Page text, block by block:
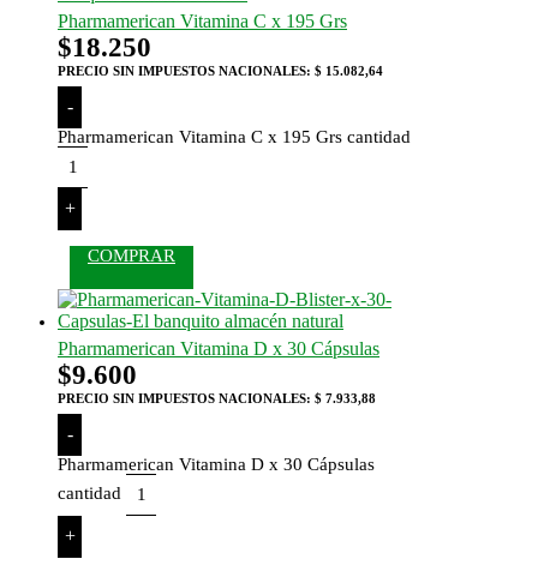
Pharmamerican Vitamina C x 195 Grs
$18.250
PRECIO SIN IMPUESTOS NACIONALES: $ 15.082,64
-
Pharmamerican Vitamina C x 195 Grs cantidad
+
COMPRAR
Pharmamerican Vitamina D x 30 Cápsulas
$9.600
PRECIO SIN IMPUESTOS NACIONALES: $ 7.933,88
-
Pharmamerican Vitamina D x 30 Cápsulas
cantidad
+